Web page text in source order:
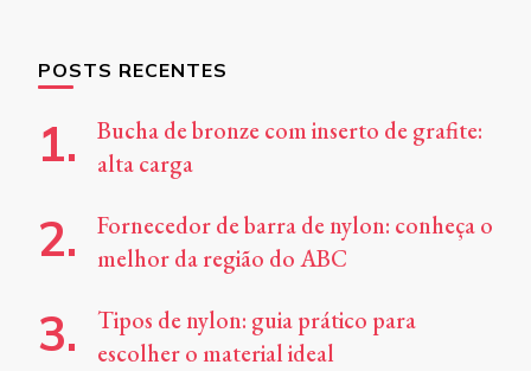
POSTS RECENTES
Bucha de bronze com inserto de grafite:
alta carga
Fornecedor de barra de nylon: conheça o
melhor da região do ABC
Tipos de nylon: guia prático para
escolher o material ideal